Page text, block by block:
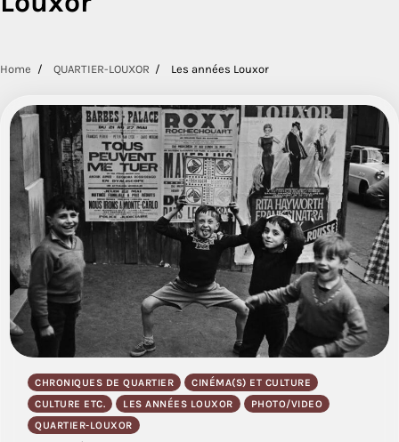
Home QUARTIER-LOUXOR Les années Louxor
CHRONIQUES DE QUARTIER
CINÉMA(S) ET CULTURE
CULTURE ETC.
LES ANNÉES LOUXOR
PHOTO/VIDEO
QUARTIER-LOUXOR